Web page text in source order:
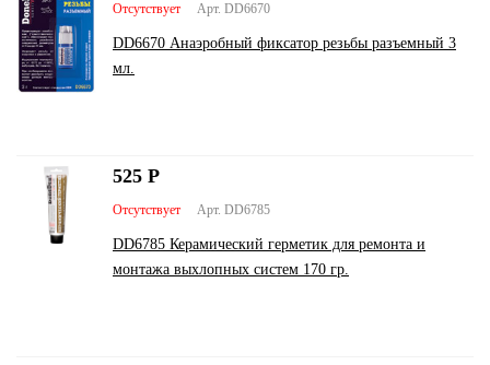
Арт. DD6670
Отсутствует
DD6670 Анаэробный фиксатор резьбы разъемный 3
мл.
Арт. DD6785
Отсутствует
DD6785 Керамический герметик для ремонта и
монтажа выхлопных систем 170 гр.
525 Р